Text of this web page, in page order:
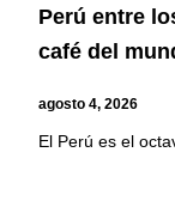
Perú entre
café del
agosto 4, 2026
El Perú es el